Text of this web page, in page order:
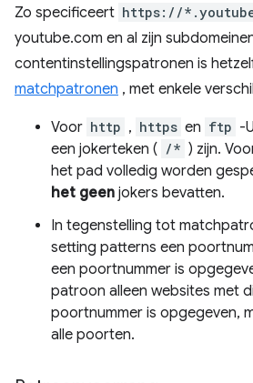
Zo specificeert https://
youtube.com en al zijn
contentinstellingspatronen is
matchpatronen , met enkele
Voor http , https en ftp -
een jokerteken ( /* ) zijn.
het pad volledig worden
het geen jokers bevatten.
In tegenstelling tot
setting patterns een
een poortnummer is
patroon alleen websites met
poortnummer is opgegeven,
alle poorten.